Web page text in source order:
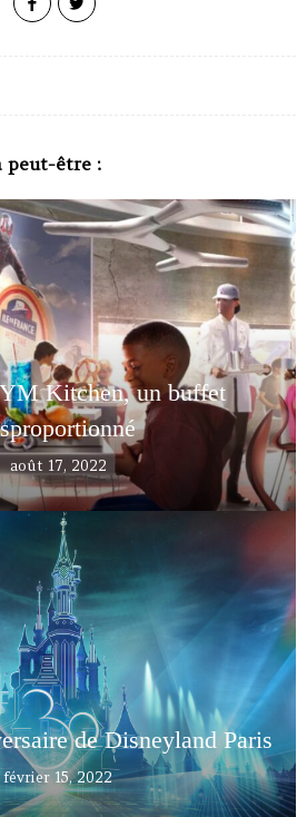
peut-être :
Kitchen, un buffet
août 17, 2022
de Disneyland Paris
février 15, 2022